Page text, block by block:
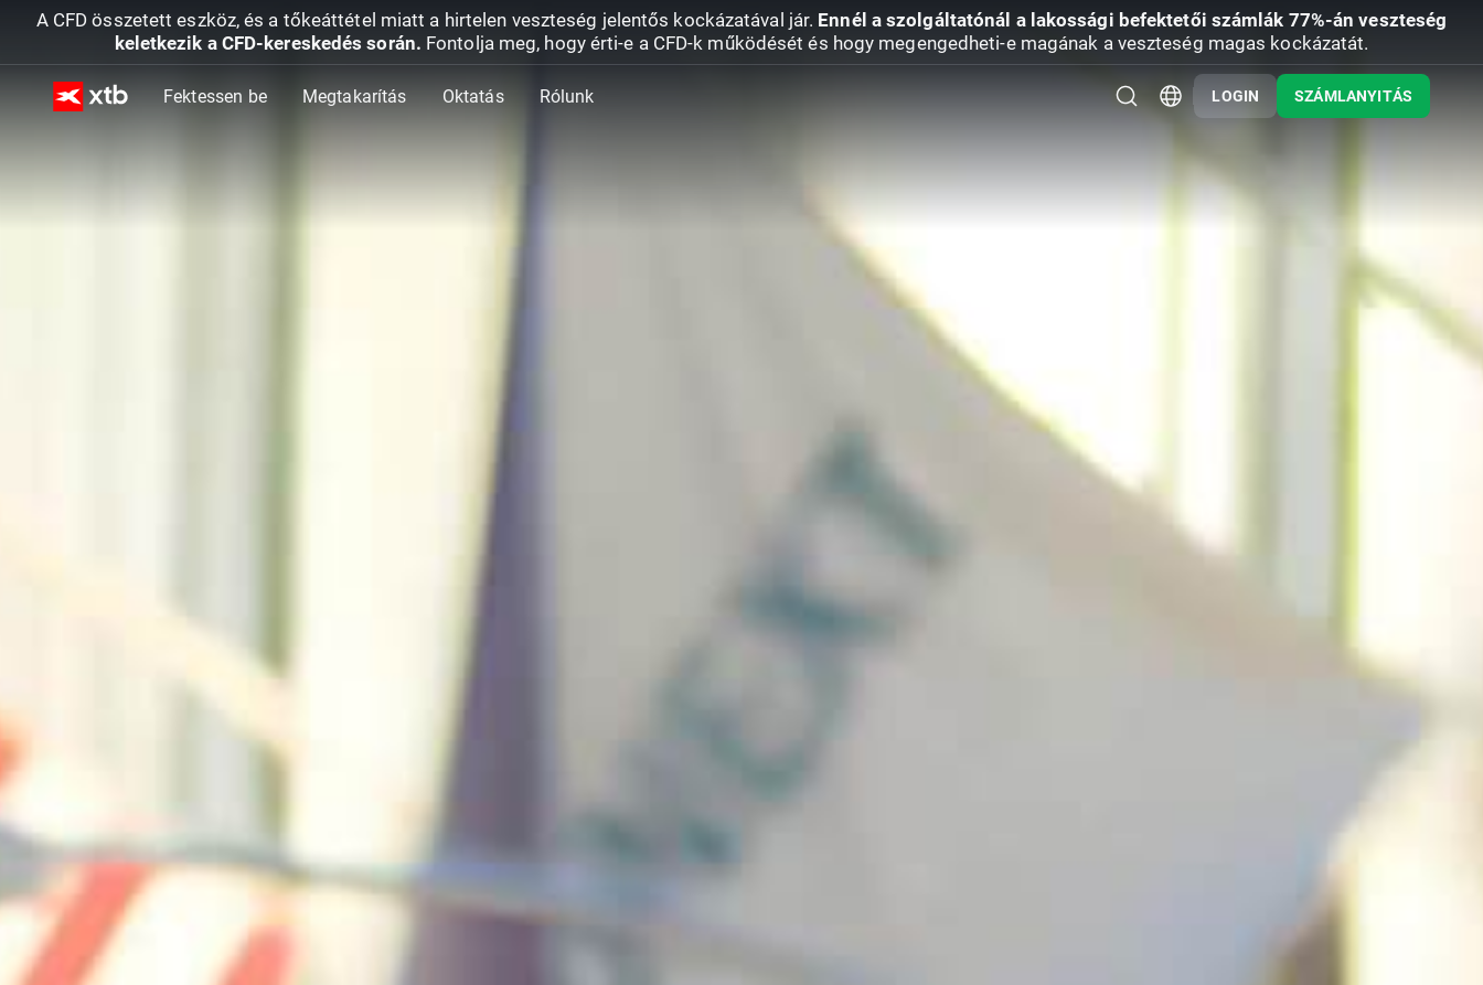
A CFD összetett eszköz, és a tőkeáttétel miatt a hirtelen veszteség jelentős kockázatával jár. Ennél a szolgáltatónál a lakossági befektetői számlák 77%-án veszteség
keletkezik a CFD-kereskedés során. Fontolja meg, hogy érti-e a CFD-k működését és hogy megengedheti-e magának a veszteség magas kockázatát.
Fektessen be Megtakarítás Oktatás Rólunk LOGIN SZÁMLANYITÁS